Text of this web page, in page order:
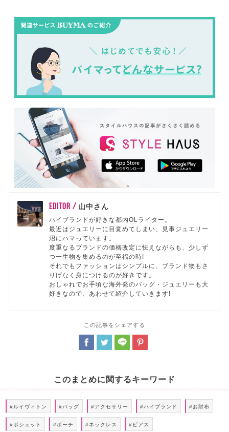
EDITOR / 山中さん
ハイブランドが好きな都内OLライター。
最近はジュエリーに目覚めてしまい、見事ジュエリー
沼にハマっています。
度重なるブランドの価格改定に怯えながらも、少しず
つ一生物を集めるのが至福の時!
それでもファッションはシンプルに、ブランド物もさ
りげなく身につけるのが好きです。
おしゃれでお手頃な海外発のバッグ・ジュエリーも大
好きなので、あわせて紹介していきます!
この記事をシェアする
このまとめに関するキーワード
#ルイヴィトン #バッグ #アクセサリー #ハイブランド #お財布
#ポシェット #ポーチ #ネックレス #ピアス